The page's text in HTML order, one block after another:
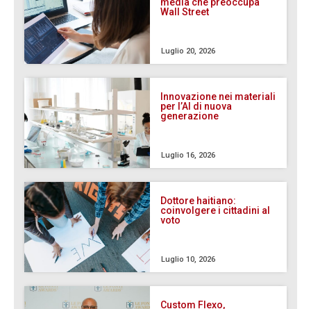
Wall Street
Luglio 20, 2026
Innovazione nei materiali
per l’AI di nuova
generazione
Luglio 16, 2026
Dottore haitiano:
coinvolgere i cittadini al
voto
Luglio 10, 2026
Custom Flexo,